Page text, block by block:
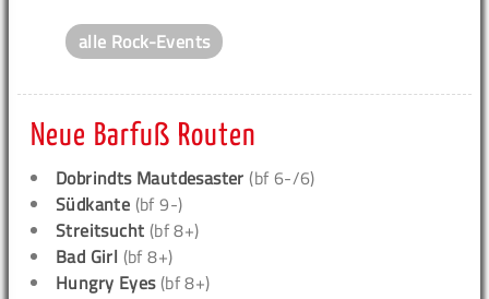
alle Rock-Events
Neue Barfuß Routen
Dobrindts Mautdesaster (bf 6-/6)
Südkante (bf 9-)
Streitsucht (bf 8+)
Bad Girl (bf 8+)
Hungry Eyes(bf 8+)